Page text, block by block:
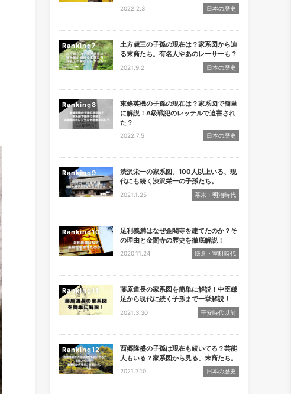
2022.2.3 日本の歴史
Ranking
土方歳三の子孫の現在は？家系図から辿
る末裔たち。有名人やあのレーサーも？
2021.9.2 日本の歴史
Ranking
東條英機の子孫の現在は？家系図で簡単
に解説！A級戦犯のレッテルで迫害され
た？
2022.7.5 日本の歴史
Ranking
渋沢栄一の家系図。100人以上いる、現
代にも続く渋沢栄一の子孫たち。
2021.1.25 幕末・明治時代
Ranking
足利義満はなぜ金閣寺を建てたのか？そ
の理由と金閣寺の歴史を徹底解説！
2020.11.24 鎌倉・室町時代
Ranking
藤原道長の家系図を簡単に解説！中臣鎌
足から現代に続く子孫まで一挙解説！
2021.3.30 平安時代以前
Ranking
西郷隆盛の子孫は現在も続いてる？芸能
人もいる？家系図から見る、末裔たち。
2021.7.10 日本の歴史